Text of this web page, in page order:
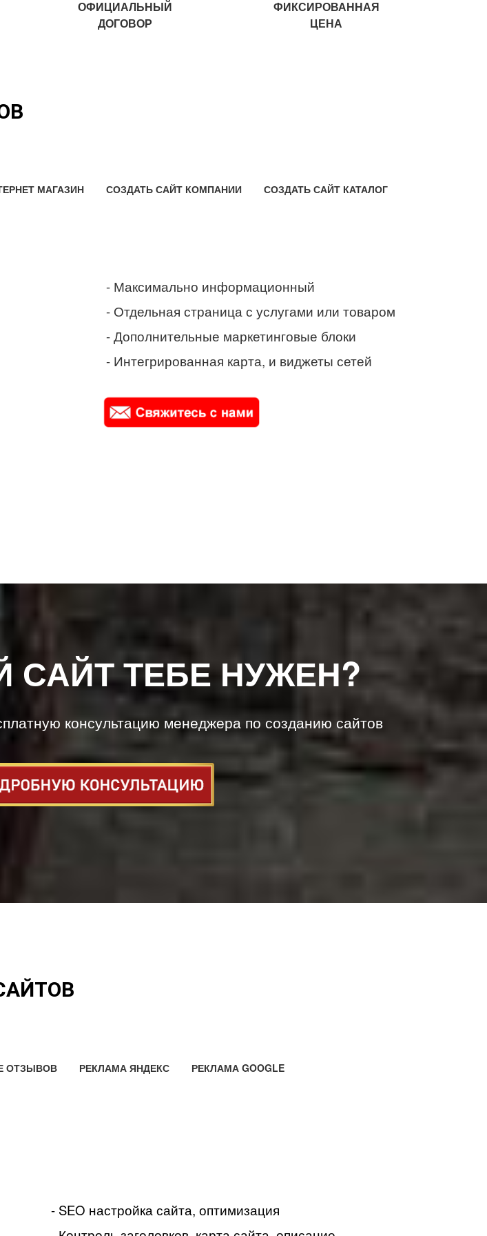
ОФИЦИАЛЬНЫЙ
ДОГОВОР
ФИКСИРОВАННАЯ
ЦЕНА
МАГАЗИН СОЗДАТЬ САЙТ КОМПАНИИ СОЗДАТЬ САЙТ КАТАЛОГ
- Максимально информационный
- Отдельная страница с услугами или товаром
- Дополнительные маркетинговые блоки
- Интегрированная карта, и виджеты сетей
САЙТ ТЕБЕ НУЖЕН?
консультацию менеджера по созданию сайтов
ОТЗЫВОВ РЕКЛАМА ЯНДЕКС РЕКЛАМА GOOGLE
- SEO настройка сайта, оптимизация